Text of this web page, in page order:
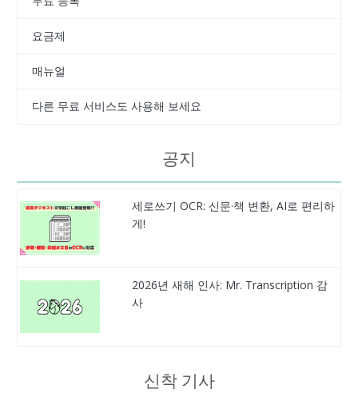
요금제
매뉴얼
다른 무료 서비스도 사용해 보세요
공지
세로쓰기 OCR: 신문·책 변환, AI로 편리하
게!
2026년 새해 인사: Mr. Transcription 감
사
신착 기사